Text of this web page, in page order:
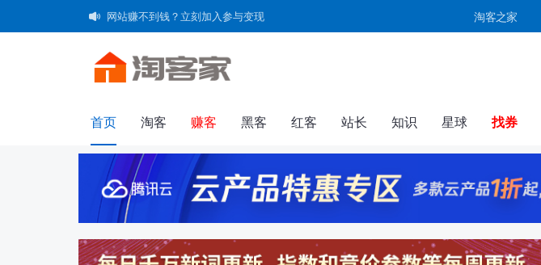
网站赚不到钱？立刻加入参与变现
字体超市--好字体用得起，买得起！
共建未成年人"清朗"网络空间承诺书
淘客之家
首页 淘客 赚客 黑客 红客 站长 知识 星球 找券
群组 家园 广播